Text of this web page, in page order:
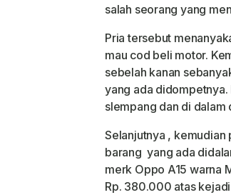
salah seorang yang
Pria tersebut
mau cod beli motor.
sebelah kanan
yang ada didompetnya.
slempang dan di
Selanjutnya ,
barang yang ada
merk Oppo A15 warna
Rp. 380.000 atas